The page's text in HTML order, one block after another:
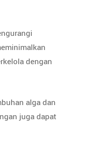
dengan
alga dan
juga dapat